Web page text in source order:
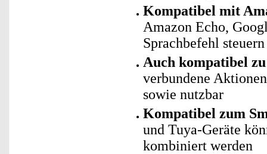
Kompatibel mit
Amazon Echo,
Sprachbefehl steuern
Auch kompatibel
verbundene
sowie nutzbar
Kompatibel zum
und Tuya-Geräte
kombiniert werden